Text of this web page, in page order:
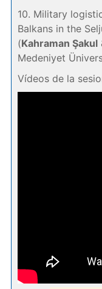
10. Military
Balkans in the
(Kahraman Şakul
Medeniyet
Vídeos de la